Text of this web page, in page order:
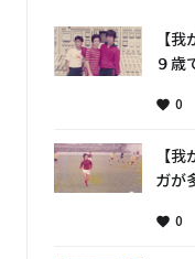
【
９歳
favorite 0
【
ガが
favorite 0